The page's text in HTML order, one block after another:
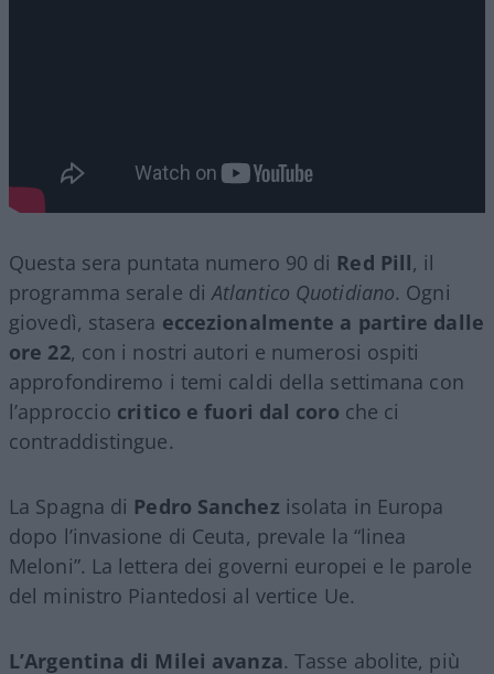
Questa sera puntata numero 90 di Red Pill, il
programma serale diAtlantico Quotidiano. Ogni
giovedì, stasera eccezionalmente a partire dalle
ore 22, con i nostri autori e numerosi ospiti
approfondiremo i temi caldi della settimana con
l’approccio critico e fuori dal coro che ci
contraddistingue.
La Spagna di Pedro Sanchez isolata in Europa
dopo l’invasione di Ceuta, prevale la “linea
Meloni”. La lettera dei governi europei e le parole
del ministro Piantedosi al vertice Ue.
L’Argentina di Milei avanza. Tasse abolite, più